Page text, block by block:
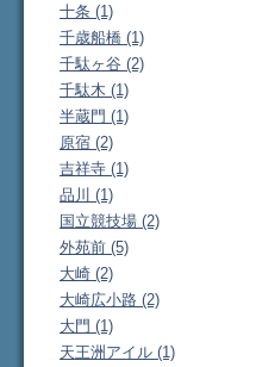
十条 (1)
千歳船橋 (1)
千駄ヶ谷 (2)
千駄木 (1)
半蔵門 (1)
原宿 (2)
吉祥寺 (1)
品川 (1)
国立競技場 (2)
外苑前 (5)
大崎 (2)
大崎広小路 (2)
大門 (1)
天王洲アイル (1)